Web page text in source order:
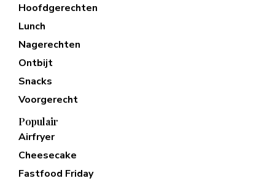
Hoofdgerechten
Lunch
Nagerechten
Ontbijt
Snacks
Voorgerecht
Populair
Airfryer
Cheesecake
Fastfood Friday